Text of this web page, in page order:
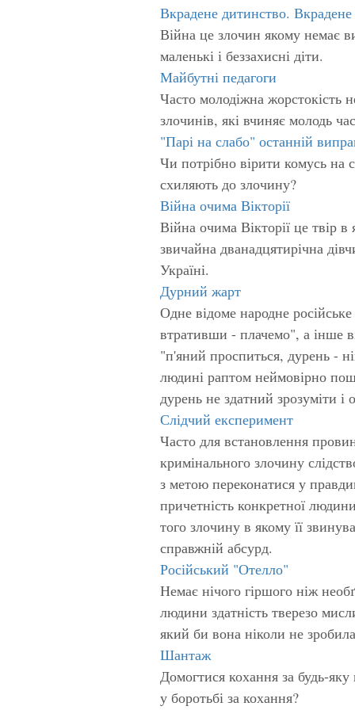
Вкрадене дитинство.
Війна це злочин якому немає
маленькі і беззахисні діти.
Майбутні педагоги
Часто молодіжна жорстокість
злочинів, які вчиняє молодь
"Парі на слабо" останній
Чи потрібно вірити комусь на
схиляють до злочину?
Війна очима Вікторії
Війна очима Вікторії це твір в
звичайна дванадцятирічна
Україні.
Дурний жарт
Одне відоме народне
втративши - плачемо", а інше
"п'яний проспиться, дурень -
людині раптом неймовірно
дурень не здатний зрозуміти і
Слідчий експеримент
Часто для встановлення
кримінального злочину
з метою переконатися у
причетність конкретної
того злочину в якому її
справжній абсурд.
Російський "Отелло"
Немає нічого гіршого ніж
людини здатність тверезо
який би вона ніколи не
Шантаж
Домогтися кохання за будь-
у боротьбі за кохання?